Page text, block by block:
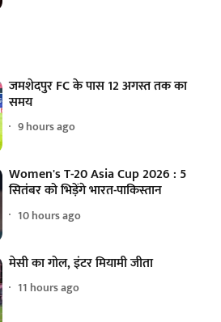
जमशेदपुर FC के पास 12 अगस्त तक का
समय
9 hours ago
Women's T-20 Asia Cup 2026 : 5
सितंबर को भिड़ेंगे भारत-पाकिस्तान
10 hours ago
मेसी का गोल, इंटर मियामी जीता
11 hours ago